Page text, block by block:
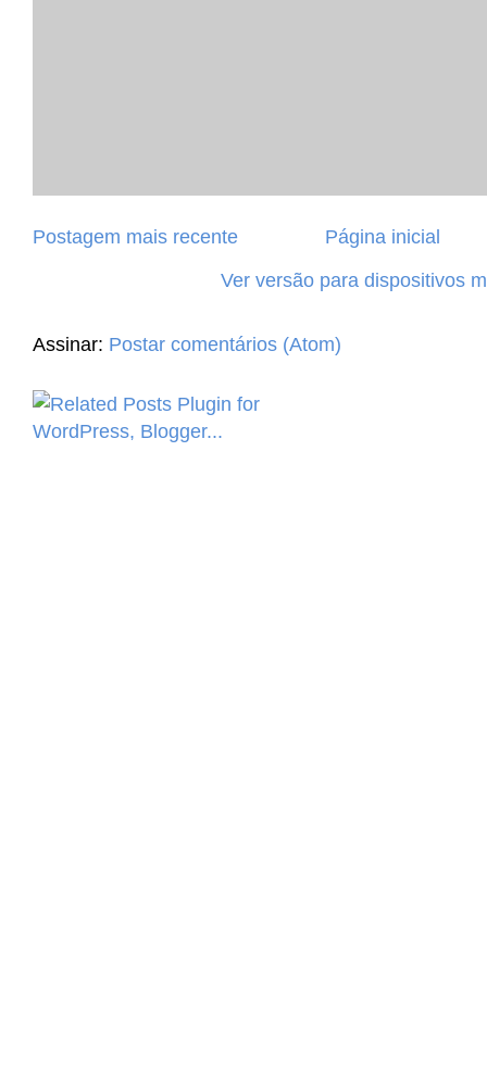
Postagem mais recente
Página inicial
Ver versão para dispositivos
Assinar: Postar comentários (Atom)